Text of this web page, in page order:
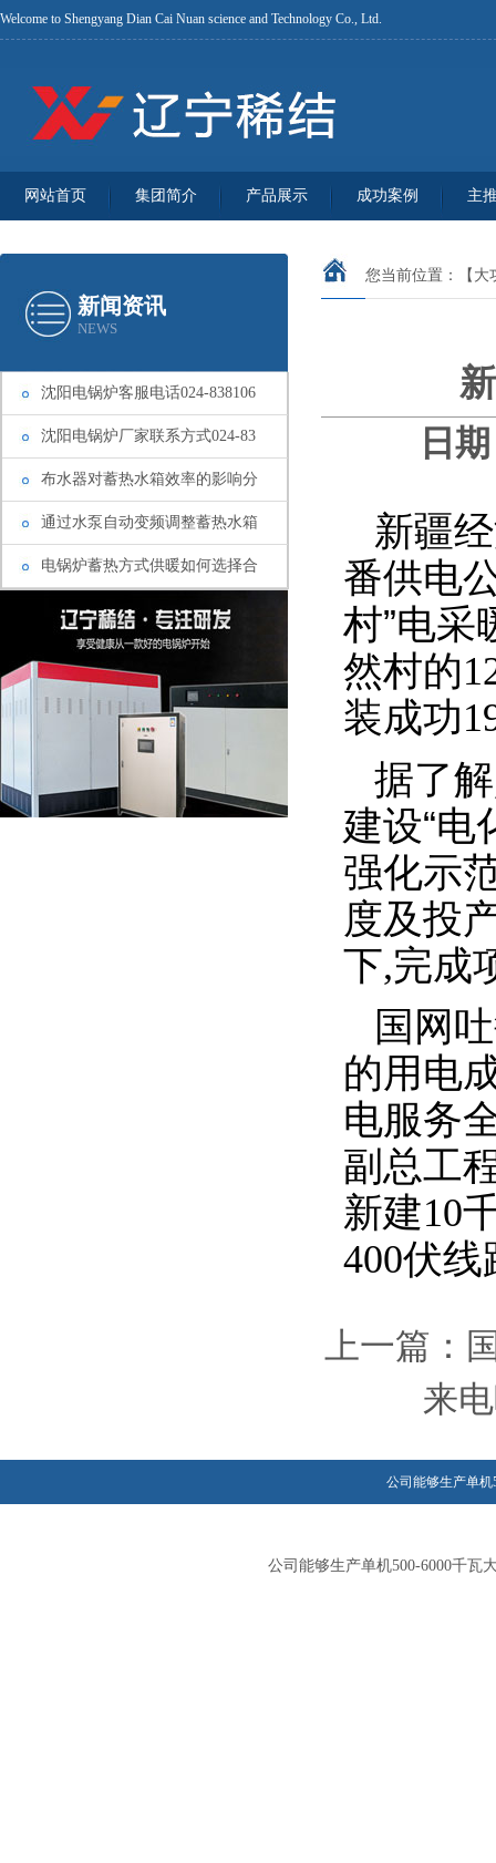
Welcome to Shengyang Dian Cai Nuan science and Technology Co., Ltd.
网站首页 集团简介 产品展示 成功案例 主
新闻资讯
NEWS
沈阳电锅炉客服电话024-838106
沈阳电锅炉厂家联系方式024-83
布水器对蓄热水箱效率的影响分
通过水泵自动变频调整蓄热水箱
电锅炉蓄热方式供暖如何选择合
您当前位置： 【
日
新疆
番供电
村”电采
然村的
装成功
据了解
建设“电
强化示
度及投
下,完成
国网
的用电
电服务
副总工
新建10
400伏线
上一篇：
来
公司能够生产单
公司能够生产单机500-6000千